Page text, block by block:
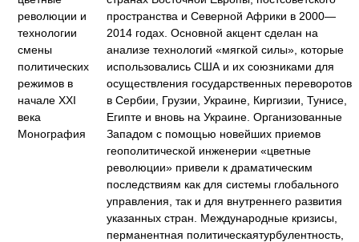
пространства и Северной Африки в 2000—
2014 годах. Основной акцент сделан на
анализе технологий «мягкой силы», которые
использовались США и их союзниками для
осуществления государственных переворотов
в Сербии, Грузии, Украине, Киргизии, Тунисе,
Египте и вновь на Украине. Организованные
Западом с помощью новейших приемов
геополитической инженерии «цветные
революции» привели к драматическим
последствиям как для системы глобального
управления, так и для внутреннего развития
указанных стран. Международные кризисы,
перманентная политическаятурбулентность,